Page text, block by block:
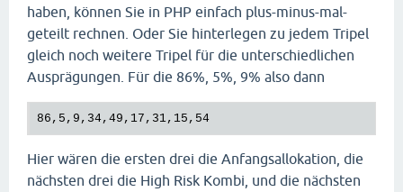
haben, können Sie in PHP einfach plus-minus-mal-
geteilt rechnen. Oder Sie hinterlegen zu jedem Tripel
gleich noch weitere Tripel für die unterschiedlichen
Ausprägungen. Für die 86%, 5%, 9% also dann
Hier wären die ersten drei die Anfangsallokation, die
nächsten drei die High Risk Kombi, und die nächsten